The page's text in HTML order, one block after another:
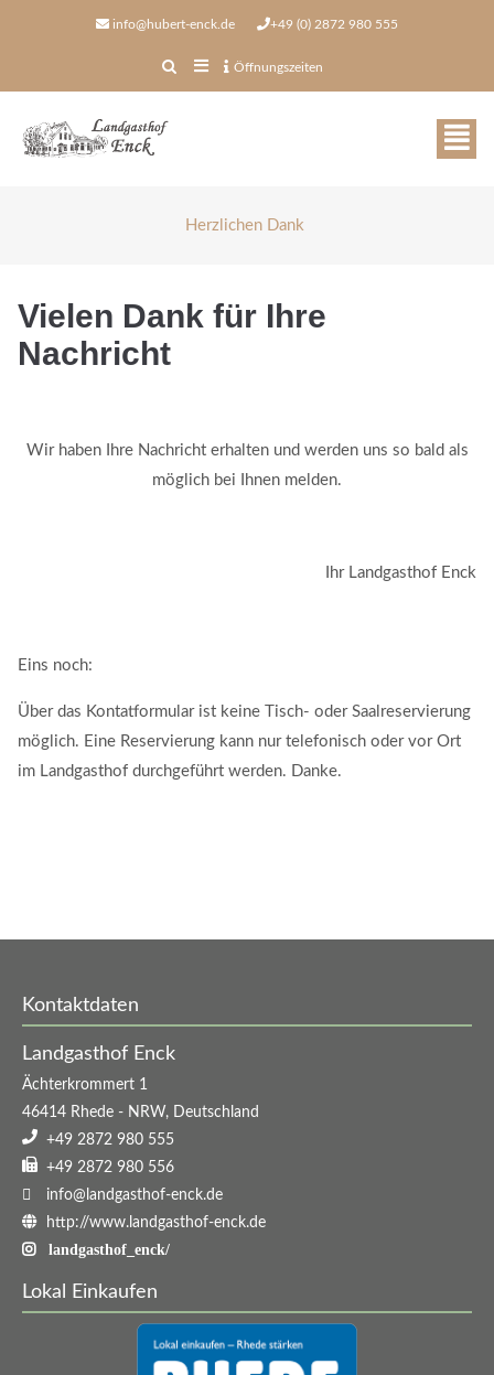
info@hubert-enck.de +49 (0) 2872 980 555
Öffnungszeiten
Herzlichen Dank
Vielen Dank für Ihre
Nachricht
Wir haben Ihre Nachricht erhalten und werden uns so bald als
möglich bei Ihnen melden.
Ihr Landgasthof Enck
Eins noch:
Über das Kontatformular ist keine Tisch- oder Saalreservierung
möglich. Eine Reservierung kann nur telefonisch oder vor Ort
im Landgasthof durchgeführt werden. Danke.
Kontaktdaten
Landgasthof Enck
Ächterkrommert 1
46414 Rhede - NRW, Deutschland
+49 2872 980 555
+49 2872 980 556
info@landgasthof-enck.de
http://www.landgasthof-enck.de
landgasthof_enck/
Lokal Einkaufen
ab 16.00 - 22.00 Uhr
von 17.00 - 21.00 Uhr